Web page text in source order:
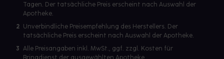
Tagen. Der tatsächliche Preis erscheint nach Auswahl der
Apotheke.
2 Unverbindliche Preisempfehlung des Herstellers. Der
tatsächliche Preis erscheint nach Auswahl der Apotheke.
3 Alle Preisangaben inkl. MwSt., ggf. zzgl. Kosten für